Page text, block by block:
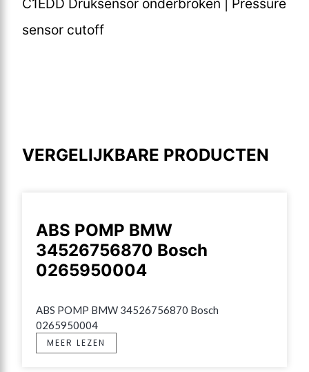
C1EDD Druksensor onderbroken | Pressure
sensor cutoff
VERGELIJKBARE PRODUCTEN
ABS POMP BMW
34526756870 Bosch
0265950004
ABS POMP BMW 34526756870 Bosch
0265950004
MEER LEZEN